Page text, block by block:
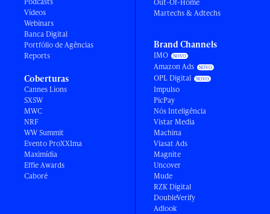
Vídeos
Webinars
Banca Digital
Portfólio de Agências
Reports
Coberturas
Cannes Lions
SXSW
MWC
NRF
WW Summit
Evento ProXXIma
Maximídia
Effie Awards
Caboré
Martechs & Adtechs
Brand Channels
IMO
Amazon Ads
OPL Digital
Impulso
PicPay
Nós Inteligência
Vistar Media
Machina
Viasat Ads
Magnite
Uncover
Mude
RZK Digital
DoubleVerify
Adlook